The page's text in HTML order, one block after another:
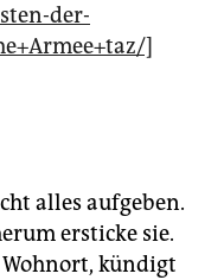
der-
]
alles aufgeben.
ersticke sie.
Wohnort, kündigt